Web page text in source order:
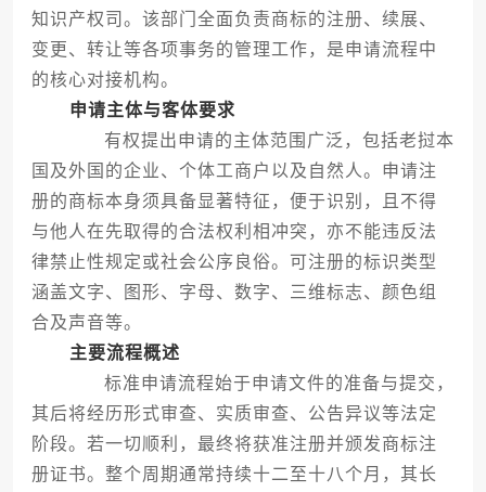
知识产权司。该部门全面负责商标的注册、续展、
变更、转让等各项事务的管理工作，是申请流程中
的核心对接机构。
申请主体与客体要求
有权提出申请的主体范围广泛，包括老挝本
国及外国的企业、个体工商户以及自然人。申请注
册的商标本身须具备显著特征，便于识别，且不得
与他人在先取得的合法权利相冲突，亦不能违反法
律禁止性规定或社会公序良俗。可注册的标识类型
涵盖文字、图形、字母、数字、三维标志、颜色组
合及声音等。
主要流程概述
标准申请流程始于申请文件的准备与提交，
其后将经历形式审查、实质审查、公告异议等法定
阶段。若一切顺利，最终将获准注册并颁发商标注
册证书。整个周期通常持续十二至十八个月，其长